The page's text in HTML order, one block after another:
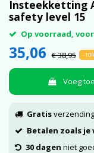
Insteekketting
safety level 15
Op voorraad,
35,06 € 38,95 -
Voeg
Gratis
Betalen zoals je
30 dagen niet